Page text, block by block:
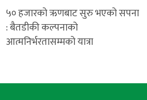
५० हजारको ऋणबाट सुरु भएको सपना
: बैतडीकी कल्पनाको
आत्मनिर्भरतासम्मको यात्रा